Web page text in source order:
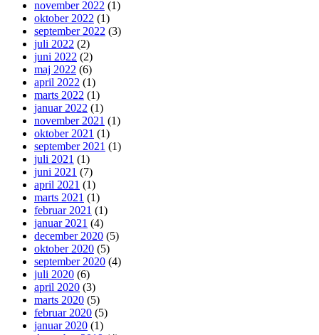
november 2022 (1)
oktober 2022 (1)
september 2022 (3)
juli 2022 (2)
juni 2022 (2)
maj 2022 (6)
april 2022 (1)
marts 2022 (1)
januar 2022 (1)
november 2021 (1)
oktober 2021 (1)
september 2021 (1)
juli 2021 (1)
juni 2021 (7)
april 2021 (1)
marts 2021 (1)
februar 2021 (1)
januar 2021 (4)
december 2020 (5)
oktober 2020 (5)
september 2020 (4)
juli 2020 (6)
april 2020 (3)
marts 2020 (5)
februar 2020 (5)
januar 2020 (1)